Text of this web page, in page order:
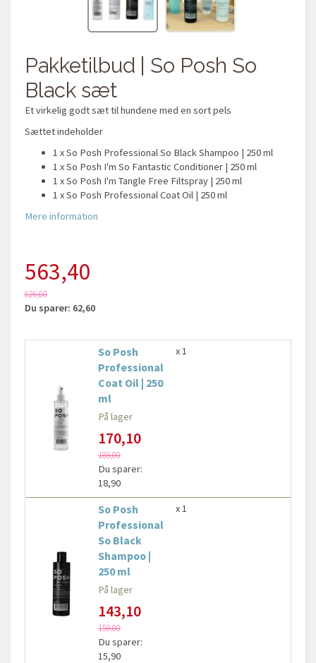
Pakketilbud | So Posh So
Black sæt
Et virkelig godt sæt til hundene med en sort pels
Sættet indeholder
1 x So Posh Professional So Black Shampoo | 250 ml
1 x So Posh I'm So Fantastic Conditioner | 250 ml
1 x So Posh I'm Tangle Free Filtspray | 250 ml
1 x So Posh Professional Coat Oil | 250 ml
Mere information
563,40
626,00
Du sparer: 62,60
So Posh
Professional
Coat Oil | 250
ml
På lager
170,10
189,00
Du sparer:
18,90
x 1
So Posh
Professional
So Black
Shampoo |
250 ml
På lager
143,10
159,00
Du sparer:
15,90
x 1